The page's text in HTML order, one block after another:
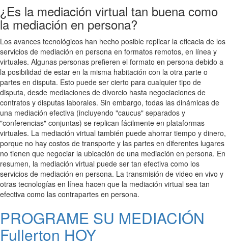
¿Es la mediación virtual tan buena como
la mediación en persona?
Los avances tecnológicos han hecho posible replicar la eficacia de los
servicios de mediación en persona en formatos remotos, en línea y
virtuales. Algunas personas prefieren el formato en persona debido a
la posibilidad de estar en la misma habitación con la otra parte o
partes en disputa. Esto puede ser cierto para cualquier tipo de
disputa, desde mediaciones de divorcio hasta negociaciones de
contratos y disputas laborales. Sin embargo, todas las dinámicas de
una mediación efectiva (incluyendo "caucus" separados y
"conferencias" conjuntas) se replican fácilmente en plataformas
virtuales. La mediación virtual también puede ahorrar tiempo y dinero,
porque no hay costos de transporte y las partes en diferentes lugares
no tienen que negociar la ubicación de una mediación en persona. En
resumen, la mediación virtual puede ser tan efectiva como los
servicios de mediación en persona. La transmisión de video en vivo y
otras tecnologías en línea hacen que la mediación virtual sea tan
efectiva como las contrapartes en persona.
PROGRAME SU MEDIACIÓN
Fullerton HOY